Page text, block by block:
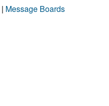
| Message Boards